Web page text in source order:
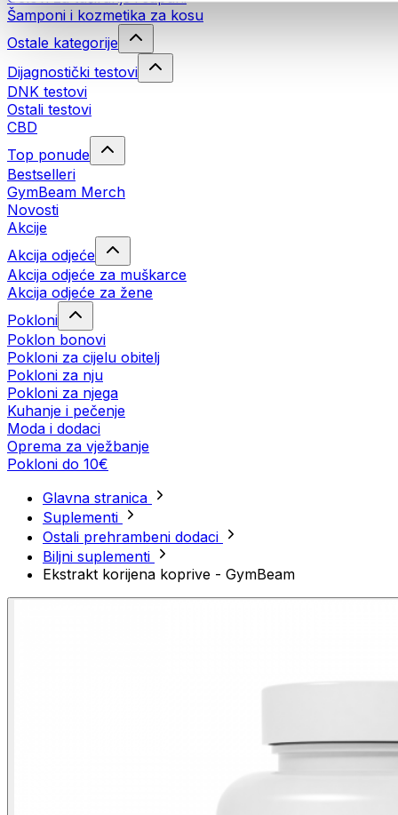
Šamponi i kozmetika za kosu
Ostale kategorije
Dijagnostički testovi
DNK testovi
Ostali testovi
CBD
Top ponude
Bestselleri
GymBeam Merch
Novosti
Akcije
Akcija odjeće
Akcija odjeće za muškarce
Akcija odjeće za žene
Pokloni
Poklon bonovi
Pokloni za cijelu obitelj
Pokloni za nju
Pokloni za njega
Kuhanje i pečenje
Moda i dodaci
Oprema za vježbanje
Pokloni do 10€
Glavna stranica
Suplementi
Ostali prehrambeni dodaci
Biljni suplementi
Ekstrakt korijena koprive - GymBeam